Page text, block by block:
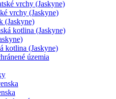
vrchy (Jaskyne)
vrchy (Jaskyne)
(Jaskyne)
kotlina (Jaskyne)
kotlina (Jaskyne)
územia